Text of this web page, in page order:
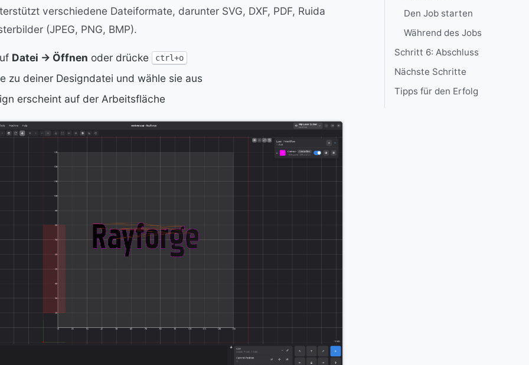
verschiedene Dateiformate, darunter SVG, DXF, PDF, Ruida
(JPEG, PNG, BMP).
Datei → Öffnen oder drücke ctrl+o
zu deiner Designdatei und wähle sie aus
erscheint auf der Arbeitsfläche
Den Job starten
Während des Jobs
Schritt 6: Abschluss
Nächste Schritte
Tipps für den Erfolg